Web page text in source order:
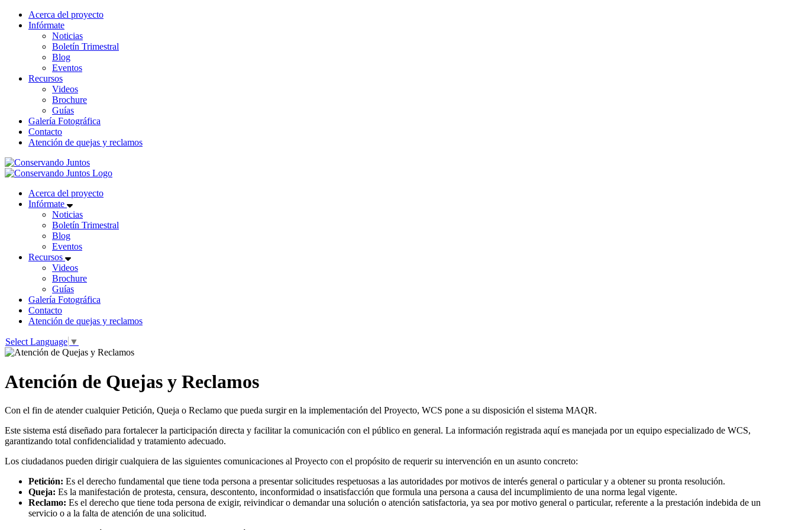
Acerca del proyecto
Infórmate
Noticias
Boletín Trimestral
Blog
Eventos
Recursos
Videos
Brochure
Guías
Galería Fotográfica
Contacto
Atención de quejas y reclamos
Acerca del proyecto
Infórmate
Noticias
Boletín Trimestral
Blog
Eventos
Recursos
Videos
Brochure
Guías
Galería Fotográfica
Contacto
Atención de quejas y reclamos
Select Language ▼
Atención de Quejas y Reclamos
Con el fin de atender cualquier Petición, Queja o Reclamo que pueda surgir en la implementación del Proyecto, WCS pone a su disposición el sistema MAQR.
Este sistema está diseñado para fortalecer la participación directa y facilitar la comunicación con el público en general. La información registrada aquí es manejada por un equipo especializado de WCS,
garantizando total confidencialidad y tratamiento adecuado.
Los ciudadanos pueden dirigir cualquiera de las siguientes comunicaciones al Proyecto con el propósito de requerir su intervención en un asunto concreto:
Petición: Es el derecho fundamental que tiene toda persona a presentar solicitudes respetuosas a las autoridades por motivos de interés general o particular y a obtener su pronta resolución.
Queja: Es la manifestación de protesta, censura, descontento, inconformidad o insatisfacción que formula una persona a causa del incumplimiento de una norma legal vigente.
Reclamo: Es el derecho que tiene toda persona de exigir, reivindicar o demandar una solución o atención satisfactoria, ya sea por motivo general o particular, referente a la prestación indebida de un
servicio o a la falta de atención de una solicitud.